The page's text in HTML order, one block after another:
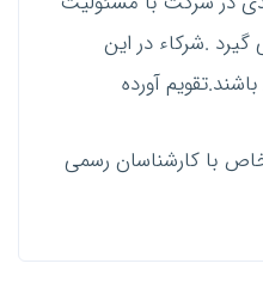
.شرکاء در این
آورده
با کارشناسان رسمی